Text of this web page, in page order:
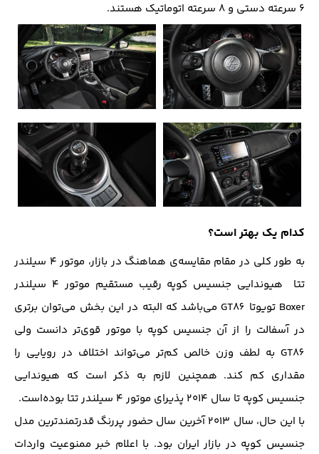
۶ سرعته دستی و ۸ سرعته اتوماتیک هستند.
کدام یک بهتر است؟
به طور کلی در مقام مقایسه‌ی هماهنگ در بازار، موتور ۴ سیلندر
تتا هیوندایی جنسیس کوپه رقیب مستقیم موتور ۴ سیلندر
Boxer تویوتا GT86 می‌باشد که البته در این بخش می‌توان برتری
در آسفالت را از آن جنسیس کوپه با موتور قوی‌تر دانست ولی
GT86 به لطف وزن خالص کم‌تر می‌تواند اختلاف در رویایی را
مقداری کم کند. همچنین لازم به ذکر است که هیوندایی
جنسیس کوپه تا سال ۲۰۱۴ پذیرای موتور ۴ سیلندر تتا بوده‌است.
با این حال، سال ۲۰۱۳ آخرین سال حضور پررنگ قدرتمند‌ترین مدل
جنسیس کوپه در بازار ایران بود. با اعلام خبر ممنوعیت واردات